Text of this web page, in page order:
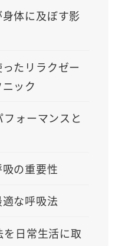
体に及ぼす影
たリラクゼー
ック
ォーマンスと
の重要性
な呼吸法
日常生活に取